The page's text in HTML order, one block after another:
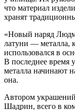
что материал
хранят
«Новый наряд
латуни — металла,
использовался в
В последнее время
металла начинают
она.
Автором
Шадрин, всего в